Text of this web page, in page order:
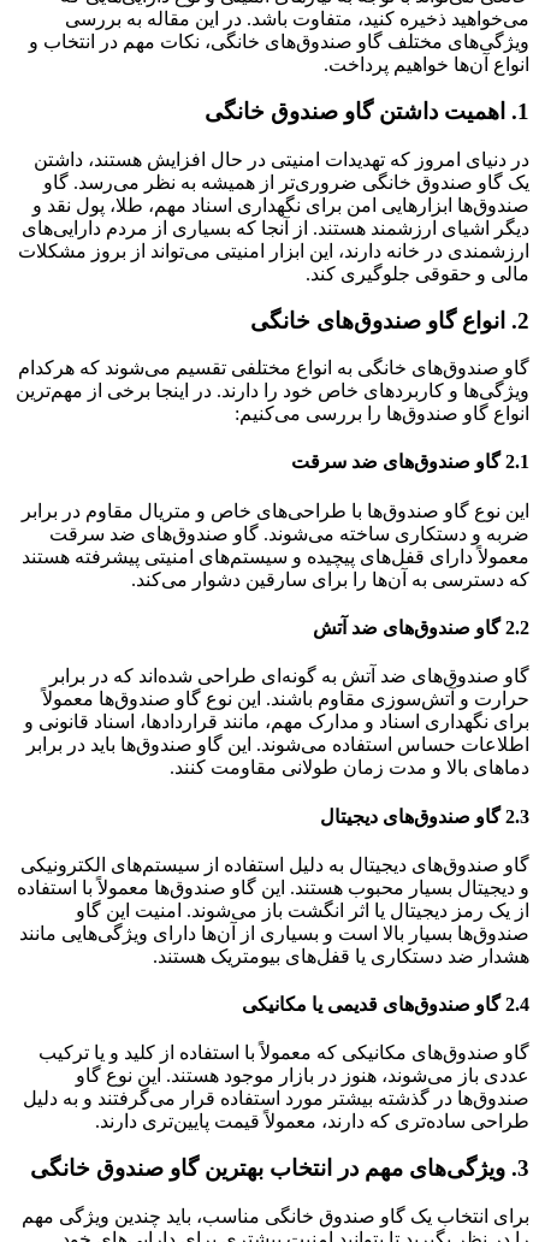
می‌خواهید ذخیره کنید، متفاوت باشد. در این مقاله به بررسی
ویژگی‌های مختلف گاو صندوق‌های خانگی، نکات مهم در انتخاب و
انواع آن‌ها خواهیم پرداخت.
1. اهمیت داشتن گاو صندوق خانگی
در دنیای امروز که تهدیدات امنیتی در حال افزایش هستند، داشتن
یک گاو صندوق خانگی ضروری‌تر از همیشه به نظر می‌رسد. گاو
صندوق‌ها ابزارهایی امن برای نگهداری اسناد مهم، طلا، پول نقد و
دیگر اشیای ارزشمند هستند. از آنجا که بسیاری از مردم دارایی‌های
ارزشمندی در خانه دارند، این ابزار امنیتی می‌تواند از بروز مشکلات
مالی و حقوقی جلوگیری کند.
2. انواع گاو صندوق‌های خانگی
گاو صندوق‌های خانگی به انواع مختلفی تقسیم می‌شوند که هرکدام
ویژگی‌ها و کاربردهای خاص خود را دارند. در اینجا برخی از مهم‌ترین
انواع گاو صندوق‌ها را بررسی می‌کنیم:
2.1 گاو صندوق‌های ضد سرقت
این نوع گاو صندوق‌ها با طراحی‌های خاص و متریال مقاوم در برابر
ضربه و دستکاری ساخته می‌شوند. گاو صندوق‌های ضد سرقت
معمولاً دارای قفل‌های پیچیده و سیستم‌های امنیتی پیشرفته هستند
که دسترسی به آن‌ها را برای سارقین دشوار می‌کند.
2.2 گاو صندوق‌های ضد آتش
گاو صندوق‌های ضد آتش به گونه‌ای طراحی شده‌اند که در برابر
حرارت و آتش‌سوزی مقاوم باشند. این نوع گاو صندوق‌ها معمولاً
برای نگهداری اسناد و مدارک مهم، مانند قراردادها، اسناد قانونی و
اطلاعات حساس استفاده می‌شوند. این گاو صندوق‌ها باید در برابر
دماهای بالا و مدت زمان طولانی مقاومت کنند.
2.3 گاو صندوق‌های دیجیتال
گاو صندوق‌های دیجیتال به دلیل استفاده از سیستم‌های الکترونیکی
و دیجیتال بسیار محبوب هستند. این گاو صندوق‌ها معمولاً با استفاده
از یک رمز دیجیتال یا اثر انگشت باز می‌شوند. امنیت این گاو
صندوق‌ها بسیار بالا است و بسیاری از آن‌ها دارای ویژگی‌هایی مانند
هشدار ضد دستکاری یا قفل‌های بیومتریک هستند.
2.4 گاو صندوق‌های قدیمی یا مکانیکی
گاو صندوق‌های مکانیکی که معمولاً با استفاده از کلید و یا ترکیب
عددی باز می‌شوند، هنوز در بازار موجود هستند. این نوع گاو
صندوق‌ها در گذشته بیشتر مورد استفاده قرار می‌گرفتند و به دلیل
طراحی ساده‌تری که دارند، معمولاً قیمت پایین‌تری دارند.
3. ویژگی‌های مهم در انتخاب بهترین گاو صندوق خانگی
برای انتخاب یک گاو صندوق خانگی مناسب، باید چندین ویژگی مهم